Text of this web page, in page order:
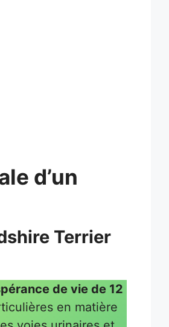
d’un
Terrier
de vie de 12
en matière